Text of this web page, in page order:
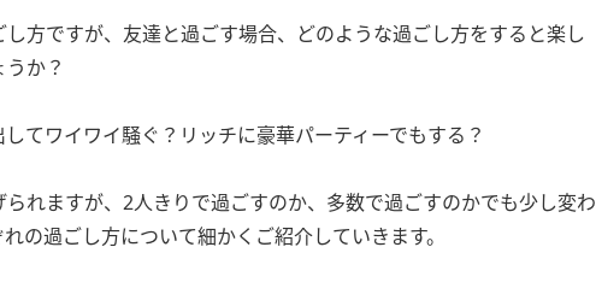
方ですが、友達と過ごす場合、どのような過ごし方をすると楽し
か？
てワイワイ騒ぐ？リッチに豪華パーティーでもする？
れますが、2人きりで過ごすのか、多数で過ごすのかでも少し変わ
の過ごし方について細かくご紹介していきます。